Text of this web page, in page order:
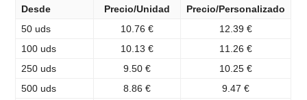
Desde Precio/Unidad
Precio/Personalizado
50 uds
10.76 €
12.39 €
100 uds
10.13 €
11.26 €
250 uds
9.50 €
10.25 €
500 uds
8.86 €
9.47 €